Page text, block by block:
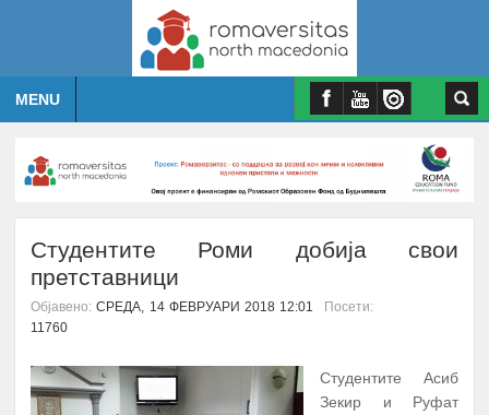
MENU
Студентите Роми добија свои
претставници
Објавено:СРЕДА, 14 ФЕВРУАРИ 2018 12:01
Посети:
11760
Студентите Асиб
Зекир и Руфат